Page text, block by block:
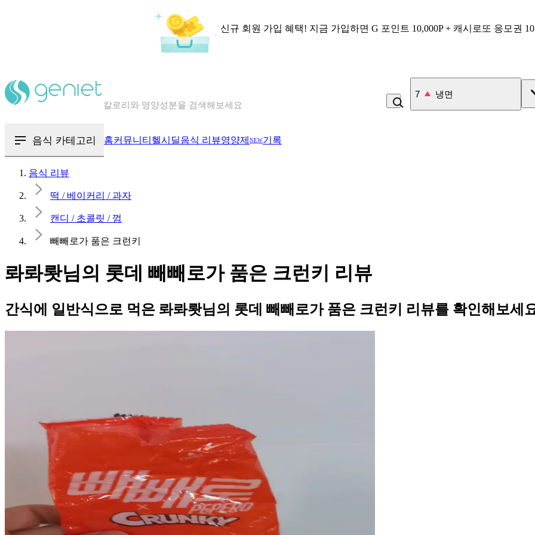
신규 회원 가입 혜택! 지금 가입하면 G 포인트 10,000P + 캐시로또 응모권
혈당 · 다이어트 음식 검색해보세요
7 냉면
음식 카테고리 홈커뮤니티 헬시딜음식 리뷰영양제 NEW기록
음식 리뷰
떡 / 베이커리 / 과자
캔디 / 초콜릿 / 껌
빼빼로가 품은 크런키
롸롸뢋님의 롯데 빼빼로가 품은 크런키 리뷰
간식에 일반식으로 먹은 롸롸뢋님의 롯데 빼빼로가 품은 크런키 리뷰를 확인해보세